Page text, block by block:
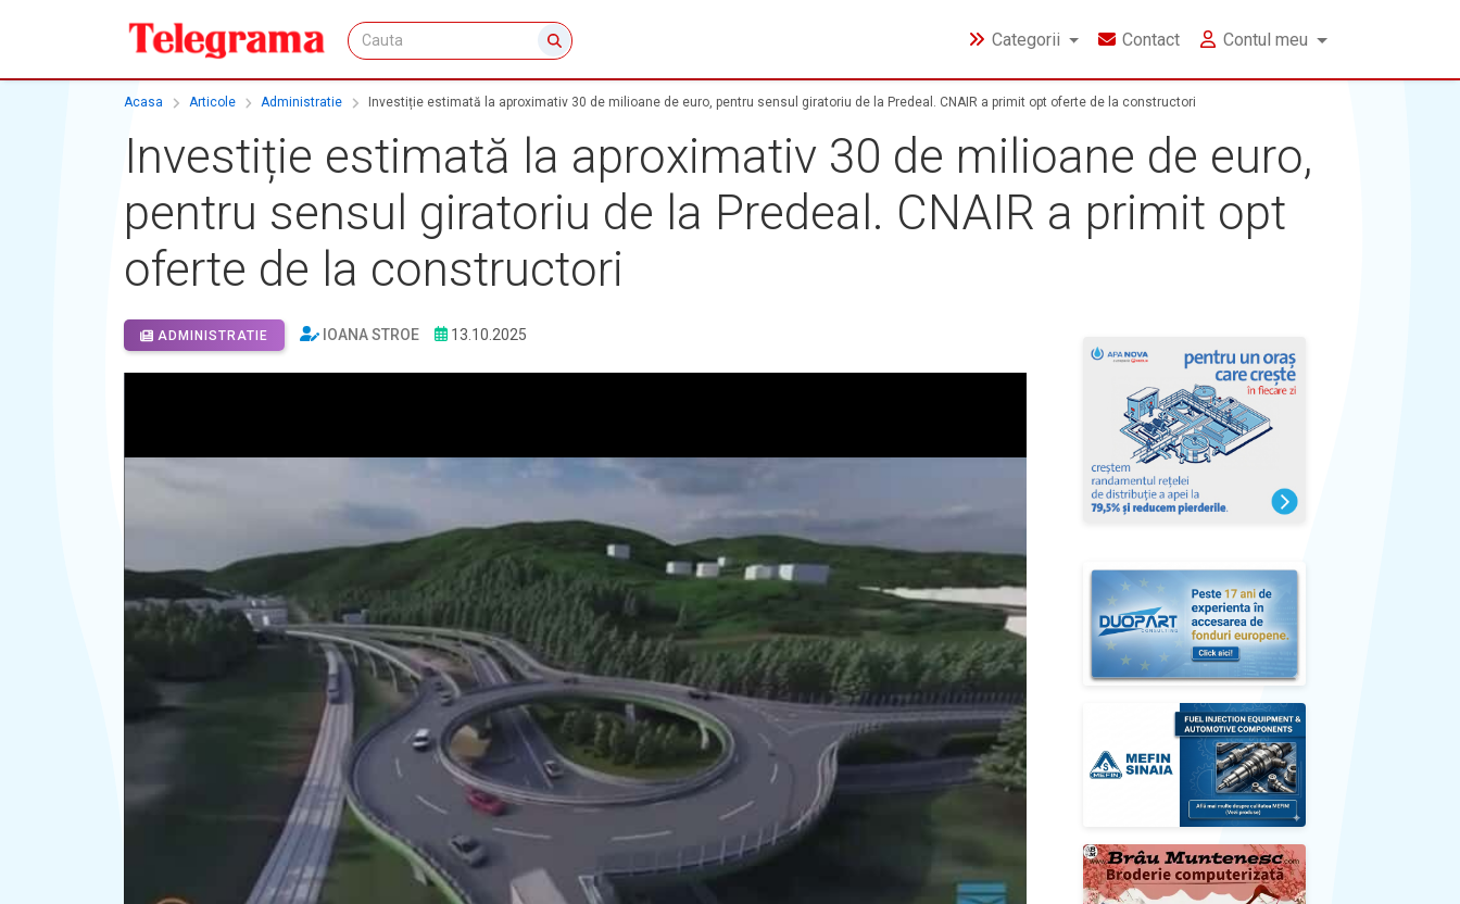
Categorii Contact Contul meu
Acasa Articole Administratie Investiție estimată la aproximativ 30 de milioane de euro, pentru sensul giratoriu de la Predeal. CNAIR a primit opt oferte de la constructori
Investiție estimată la aproximativ 30 de milioane de euro,
pentru sensul giratoriu de la Predeal. CNAIR a primit opt
oferte de la constructori
ADMINISTRATIE IOANA STROE 13.10.2025